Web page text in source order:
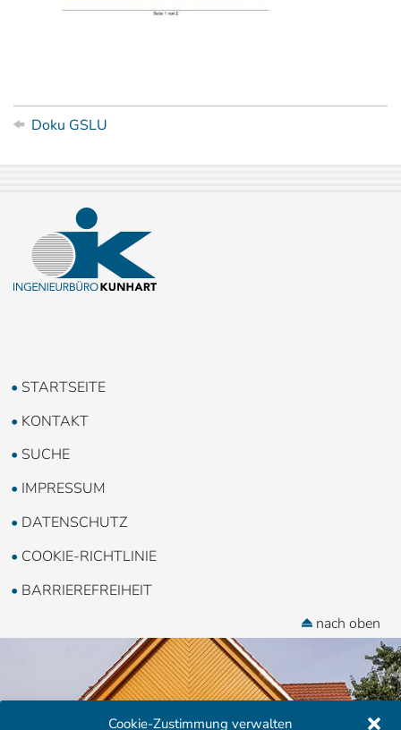
Cookie-Zustimmung verwalten
Doku GSLU
STARTSEITE
KONTAKT
SUCHE
IMPRESSUM
DATENSCHUTZ
COOKIE-RICHTLINIE
BARRIEREFREIHEIT
nach oben